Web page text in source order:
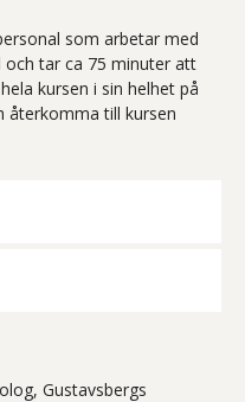
som arbetar med
och tar ca 75 minuter att
kursen i sin helhet på
återkomma till kursen
Gustavsbergs